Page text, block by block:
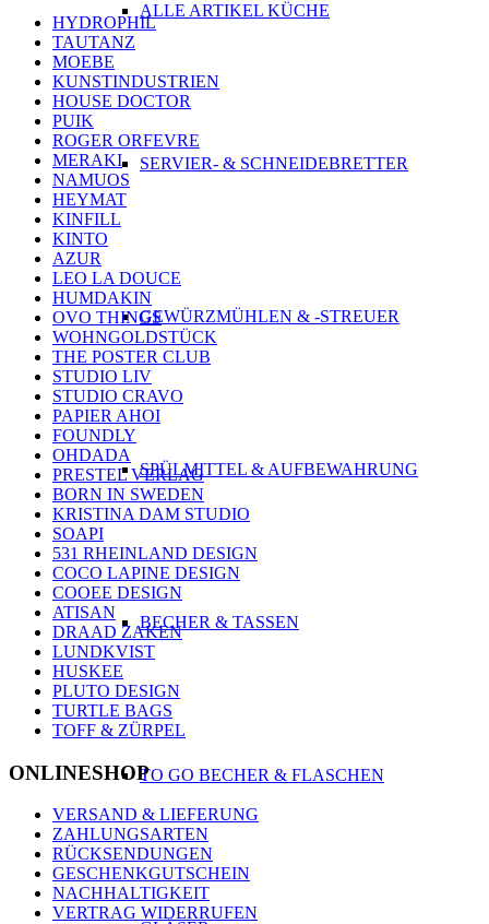
ALLE ARTIKEL KÜCHE
SERVIER- & SCHNEIDEBRETTER
GEWÜRZMÜHLEN & -STREUER
SPÜLMITTEL & AUFBEWAHRUNG
BECHER & TASSEN
TO GO BECHER & FLASCHEN
HYDROPHIL
TAUTANZ
MOEBE
KUNSTINDUSTRIEN
HOUSE DOCTOR
PUIK
ROGER ORFEVRE
MERAKI
NAMUOS
HEYMAT
KINFILL
KINTO
AZUR
LEO LA DOUCE
HUMDAKIN
OVO THINGS
WOHNGOLDSTÜCK
THE POSTER CLUB
STUDIO LIV
STUDIO CRAVO
PAPIER AHOI
FOUNDLY
OHDADA
PRESTEL VERLAG
BORN IN SWEDEN
KRISTINA DAM STUDIO
SOAPI
531 RHEINLAND DESIGN
COCO LAPINE DESIGN
COOEE DESIGN
ATISAN
DRAAD ZAKEN
LUNDKVIST
HUSKEE
PLUTO DESIGN
TURTLE BAGS
TOFF & ZÜRPEL
ONLINESHOP
VERSAND & LIEFERUNG
ZAHLUNGSARTEN
RÜCKSENDUNGEN
GESCHENKGUTSCHEIN
NACHHALTIGKEIT
VERTRAG WIDERRUFEN